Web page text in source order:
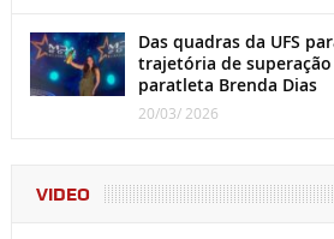
Das quadras da UFS
trajetória de
paratleta Brenda Dias
20/03/ 2026
VIDEO